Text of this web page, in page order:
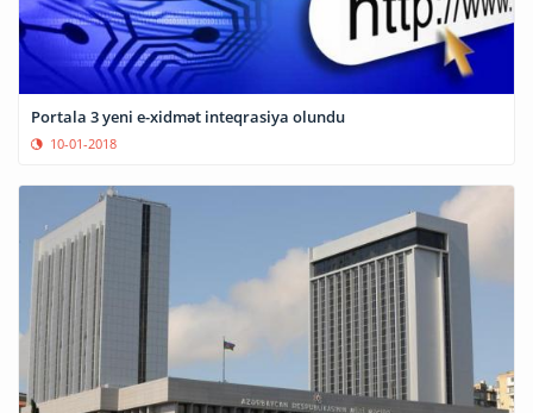
Portala 3 yeni e-xidmət inteqrasiya olundu
10-01-2018